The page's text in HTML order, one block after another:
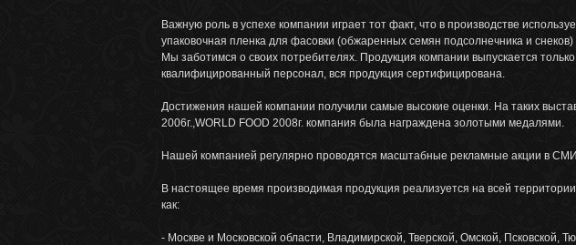
Важную роль в успехе компании играет тот факт, что в производстве
упаковочная пленка для фасовки (обжаренных семян подсолнечника и снеков)
Мы заботимся о своих потребителях. Продукция компании выпускается
квалифицированный персонал, вся продукция сертифицирована.
Достижения нашей компании получили самые высокие оценки. На таких
2006г.,WORLD FOOD 2008г. компания была награждена золотыми медалями.
Нашей компанией регулярно проводятся масштабные рекламные акции в
В настоящее время производимая продукция реализуется на всей
как:
- Москве и Московской области, Владимирской, Тверской, Омской, Псковской,